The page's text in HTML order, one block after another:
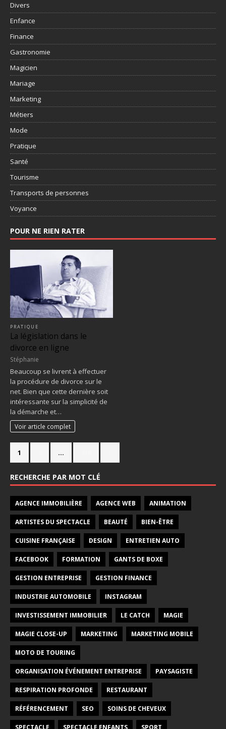
Divers
Enfance
Finance
Gastronomie
Magicien
Mariage
Marketing
Métiers
Mode
Pratique
Santé
Tourisme
Transports de personnes
Voyance
POUR NE RIEN RATER
PRATIQUE
La législation dans le
divorce en ligne
Stéphanie
Beaucoup se livrent à effectuer
la procédure de divorce sur le
net. Bien que cette dernière soit
intéressante sur la simplicité de
la démarche et…
Voir article complet
1 …
RECHERCHE PAR MOT CLÉ
AGENCE IMMOBILIÈRE AGENCE WEB ANIMATION
ARTISTES DU SPECTACLE BEAUTÉ BIEN-ÊTRE
CUISINE FRANÇAISE DESIGN ENTRETIEN AUTO
FACEBOOK FORMATION GANTS DE BOXE
GESTION ENTREPRISE GESTION FINANCE
INDUSTRIE AUTOMOBILE INSTAGRAM
INVESTISSEMENT IMMOBILIER LE CATCH MAGIE
MAGIE CLOSE-UP MARKETING MARKETING MOBILE
MOTO DE TOURING
ORGANISATION ÉVÉNEMENT ENTREPRISE PAYSAGISTE
RESPIRATION PROFONDE RESTAURANT
RÉFÉRENCEMENT SEO SOINS DE CHEVEUX